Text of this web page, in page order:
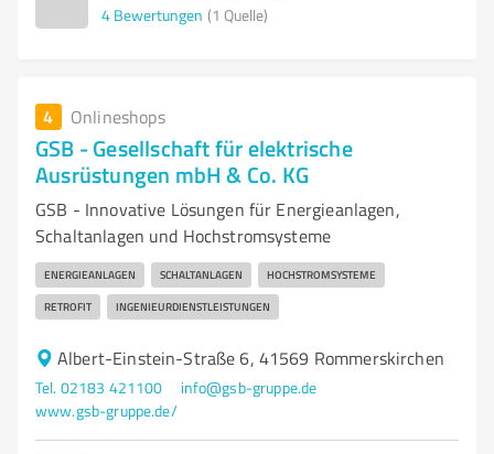
4 Bewertungen (1 Quelle)
4 Onlineshops
GSB - Gesellschaft für elektrische
Ausrüstungen mbH & Co. KG
GSB - Innovative Lösungen für Energieanlagen,
Schaltanlagen und Hochstromsysteme
ENERGIEANLAGEN SCHALTANLAGEN HOCHSTROMSYSTEME
RETROFIT INGENIEURDIENSTLEISTUNGEN
Albert-Einstein-Straße 6, 41569 Rommerskirchen
Tel. 02183 421100
info@gsb-gruppe.de
www.gsb-gruppe.de/